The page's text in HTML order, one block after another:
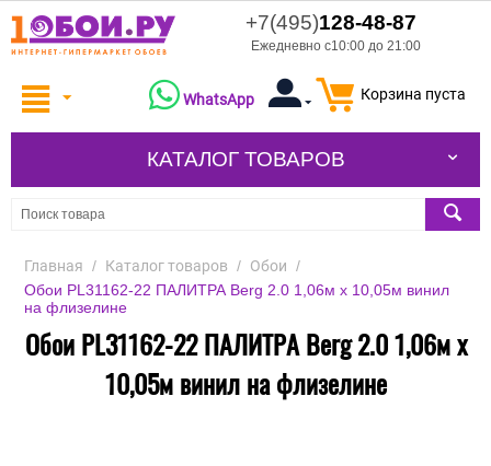
+7(495)128-48-87
Ежедневно с10:00 до 21:00
Корзина пуста
WhatsApp
КАТАЛОГ ТОВАРОВ
Главная / Каталог товаров / Обои /
Обои PL31162-22 ПАЛИТРА Berg 2.0 1,06м х 10,05м винил
на флизелине
Обои PL31162-22 ПАЛИТРА Berg 2.0 1,06м х
10,05м винил на флизелине